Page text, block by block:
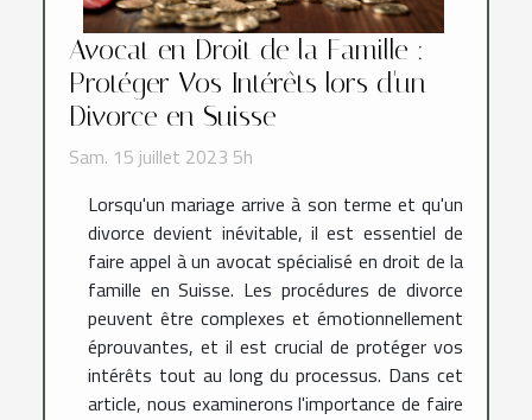
Avocat en Droit de la Famille :
Protéger Vos Intérêts lors d'un
Divorce en Suisse
Sam. 15 juillet 2023 5h
Lorsqu'un mariage arrive à son terme et qu'un
divorce devient inévitable, il est essentiel de
faire appel à un avocat spécialisé en droit de la
famille en Suisse. Les procédures de divorce
peuvent être complexes et émotionnellement
éprouvantes, et il est crucial de protéger vos
intérêts tout au long du processus. Dans cet
article, nous examinerons l'importance de faire